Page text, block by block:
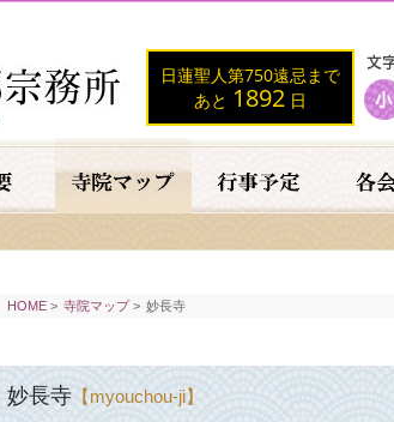
日蓮聖人第750遠忌まで
あと 1892 日
HOME > 寺院マップ> 妙長寺
妙長寺 【myouchou-ji】